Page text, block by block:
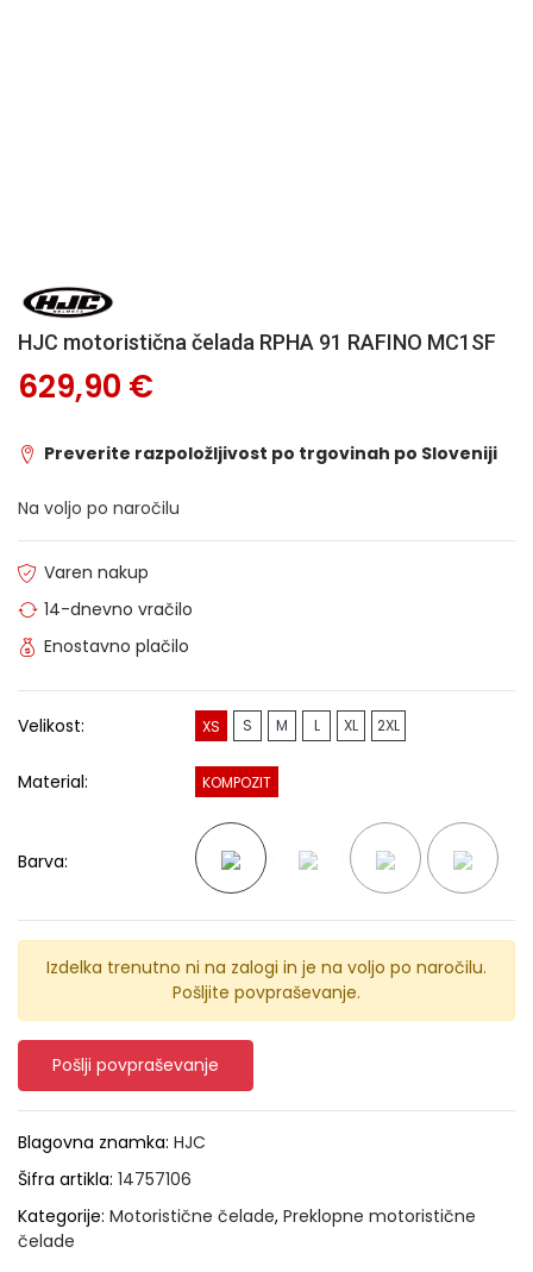
HJC motoristična čelada RPHA 91 RAFINO MC1SF
629,90 €
Preverite razpoložljivost po trgovinah po Sloveniji
Na voljo po naročilu
Varen nakup
14-dnevno vračilo
Enostavno plačilo
Velikost: XS S M L XL 2XL
Material: KOMPOZIT
Barva:
Izdelka trenutno ni na zalogi in je na voljo po naročilu.
Pošljite povpraševanje.
Pošlji povpraševanje
Blagovna znamka: HJC
Šifra artikla: 14757106
Kategorije: Motoristične čelade, Preklopne motoristične
čelade